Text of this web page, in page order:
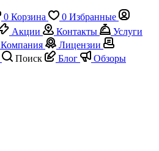
0 Корзина 0 Избранные
Акции Контакты
Услуги
Компания
Лицензии
Поиск Блог
Обзоры